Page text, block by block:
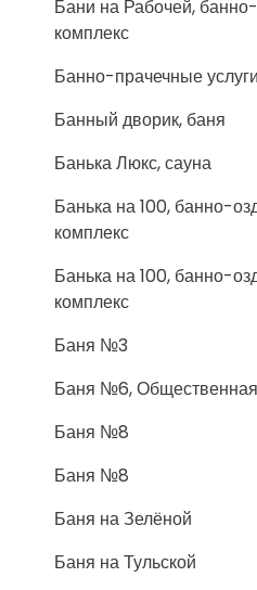
Бани на Рабочей,
комплекс
Банно-прачечные услуги
Банный дворик, баня
Банька Люкс, сауна
Банька на 100, банно-
комплекс
Банька на 100, банно-
комплекс
Баня №3
Баня №6,
Баня №8
Баня №8
Баня на Зелёной
Баня на Тульской